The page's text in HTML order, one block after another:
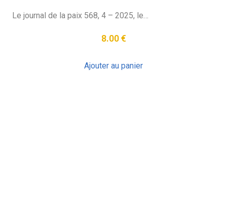
Le journal de la paix 568, 4 – 2025, le…
8.00€
Ajouter au panier